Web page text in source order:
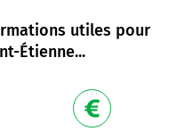
utiles pour
Étienne...